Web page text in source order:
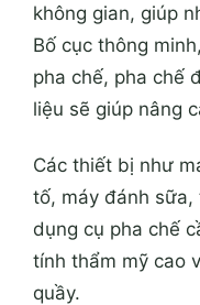
không gian, giúp
Bố cục thông
pha chế, pha chế
liệu sẽ giúp nâng
Các thiết bị như
tố, máy đánh sữa,
dụng cụ pha chế
tính thẩm mỹ cao
quầy.